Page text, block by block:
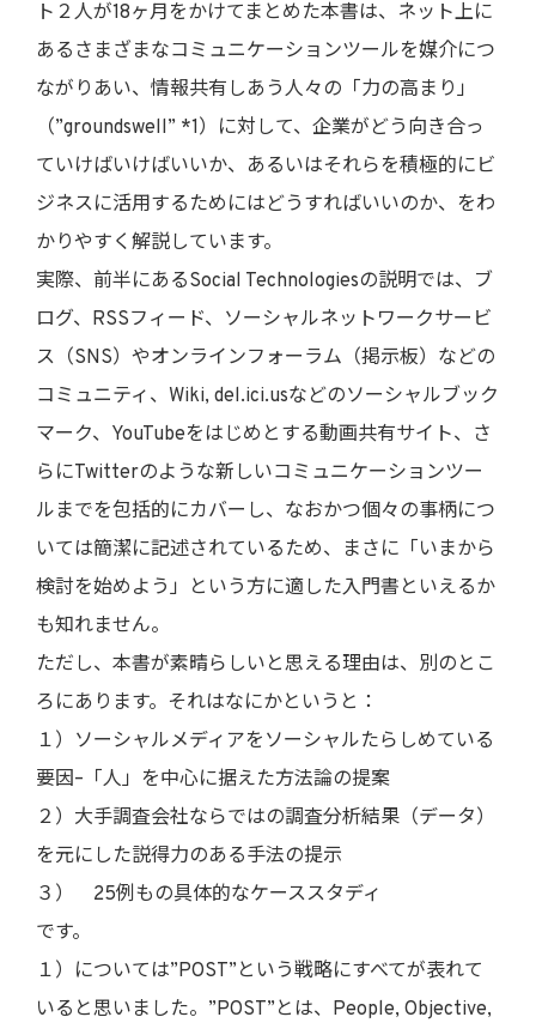
ト２人が18ヶ月をかけてまとめた本書は、ネット上に
あるさまざまなコミュニケーションツールを媒介につ
ながりあい、情報共有しあう人々の「力の高まり」
（”groundswell” *1）に対して、企業がどう向き合っ
ていけばいけばいいか、あるいはそれらを積極的にビ
ジネスに活用するためにはどうすればいいのか、をわ
かりやすく解説しています。
実際、前半にあるSocial Technologiesの説明では、ブ
ログ、RSSフィード、ソーシャルネットワークサービ
ス（SNS）やオンラインフォーラム（掲示板）などの
コミュニティ、Wiki, del.ici.usなどのソーシャルブック
マーク、YouTubeをはじめとする動画共有サイト、さ
らにTwitterのような新しいコミュニケーションツー
ルまでを包括的にカバーし、なおかつ個々の事柄につ
いては簡潔に記述されているため、まさに「いまから
検討を始めよう」という方に適した入門書といえるか
も知れません。
ただし、本書が素晴らしいと思える理由は、別のとこ
ろにあります。それはなにかというと：
１）ソーシャルメディアをソーシャルたらしめている
要因–「人」を中心に据えた方法論の提案
２）大手調査会社ならではの調査分析結果（データ）
を元にした説得力のある手法の提示
３） 25例もの具体的なケーススタディ
です。
１）については”POST”という戦略にすべてが表れて
いると思いました。”POST”とは、People, Objective,